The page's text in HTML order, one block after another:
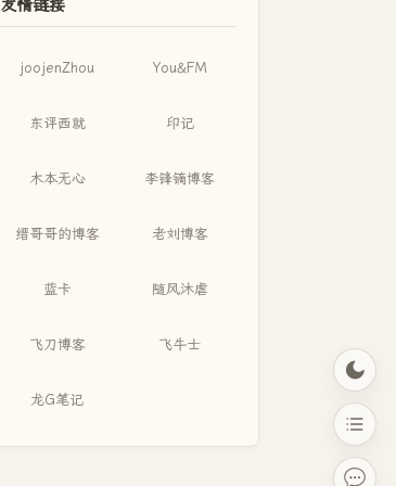
友情链接
joojenZhou You&FM
东评西就 印记
木本无心 李锋镝博客
缙哥哥的博客 老刘博客
蓝卡 随风沐虐
飞刀博客 飞牛士
龙G笔记